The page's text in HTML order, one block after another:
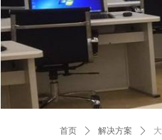
首页 ꄲ 解决方案 ꄲ